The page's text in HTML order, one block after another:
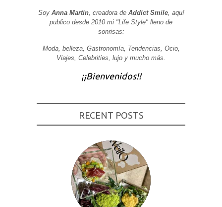
Soy Anna Martin, creadora de Addict Smile, aquí
publico desde 2010 mi "Life Style" lleno de
sonrisas:
Moda, belleza, Gastronomía, Tendencias, Ocio,
Viajes, Celebrities, lujo y mucho más.
¡¡Bienvenidos!!
RECENT POSTS
mejorar la
funcionalidad
nuestra web
durante tu